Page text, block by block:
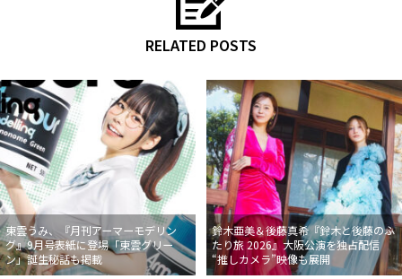
RELATED POSTS
東雲うみ、『月刊アーマーモデリン
グ』9月号表紙に登場「東雲グリー
ン」誕生秘話も掲載
鈴木亜美＆後藤真希『鈴木と後藤のふ
たり旅 2026』大阪公演を独占配信
“推しカメラ”映像も展開